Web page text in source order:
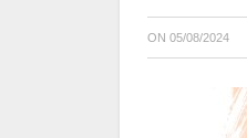
ON 05/08/2024